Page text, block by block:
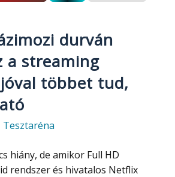
durván
a streaming
többet tud,
Tesztaréna
hiány, de amikor Full HD
rendszer és hivatalos Netflix